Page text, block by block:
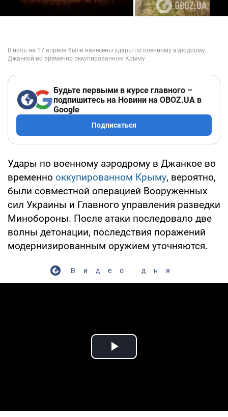
Будьте первыми в курсе главного –
подпишитесь на Новини на OBOZ.UA в
Google
Подписаться
Удары по военному аэродрому в Джанкое во
временно оккупированном Крыму, вероятно,
были совместной операцией Вооруженных
сил Украины и Главного управления разведки
Минобороны. После атаки последовало две
волны детонации, последствия поражений
модернизированным оружием уточняются.
Видео дня
Play Video